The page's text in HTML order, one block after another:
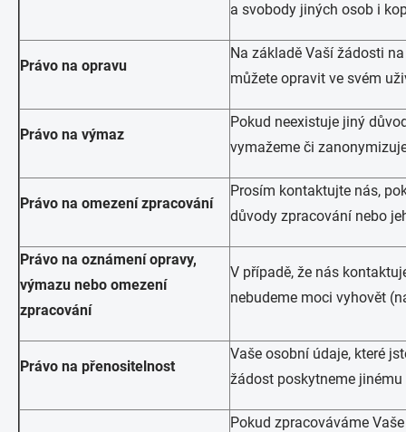
a svobody jiných osob i
Právo na opravu
Na základě Vaší žádosti
můžete opravit ve svém
Právo na výmaz
Pokud neexistuje jiný
vymažeme či
Právo na omezení zpracování
Prosím kontaktujte nás,
důvody zpracování nebo
Právo na oznámení opravy,
výmazu nebo omezení
zpracování
V případě, že nás
nebudeme moci vyhovět
Právo na přenositelnost
Vaše osobní údaje, které
žádost poskytneme jinému
Pokud zpracováváme